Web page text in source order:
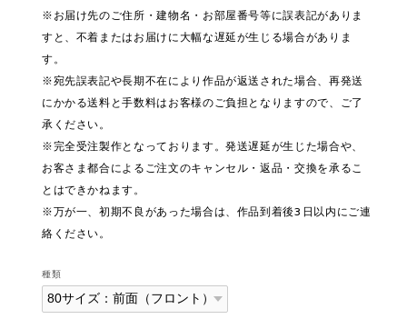
※お届け先のご住所・建物名・お部屋番号等に誤表記がありま
すと、不着またはお届けに大幅な遅延が生じる場合がありま
す。
※宛先誤表記や長期不在により作品が返送された場合、再発送
にかかる送料と手数料はお客様のご負担となりますので、ご了
承ください。
※完全受注製作となっております。発送遅延が生じた場合や、
お客さま都合によるご注文のキャンセル・返品・交換を承るこ
とはできかねます。
※万が一、初期不良があった場合は、作品到着後3日以内にご連
絡ください。
種類